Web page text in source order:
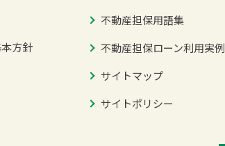
方針
不動産担保用語集
不動産担保ローン利用実例
サイトマップ
サイトポリシー